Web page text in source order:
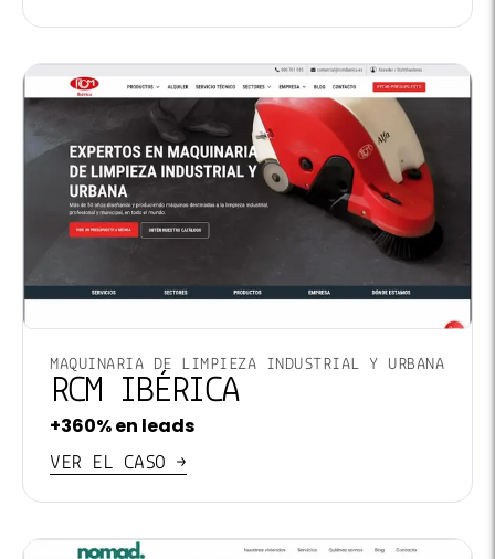
MAQUINARIA DE LIMPIEZA INDUSTRIAL Y URBANA
RCM IBÉRICA
+360% en leads
VER EL CASO →